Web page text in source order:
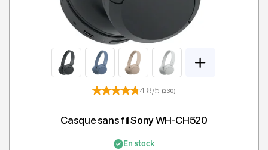
4.8/5 (230)
Casque sans fil Sony WH-CH520
En stock